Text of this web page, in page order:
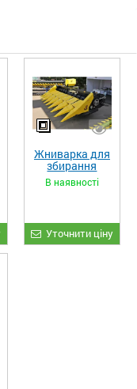
Жниварка для
збирання
кукурудзи
ЖКИ-870
В наявності
Уточнити ціну